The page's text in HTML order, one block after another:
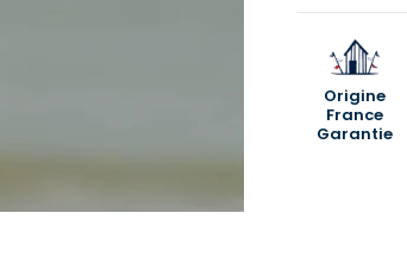
Origine
France
Garantie